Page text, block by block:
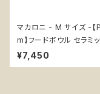
マカロニ - M サイズ -【
m】フードボウル セラミック ノン
スリップ エンリッチメン
育 スローフィーダー 早
¥7,450